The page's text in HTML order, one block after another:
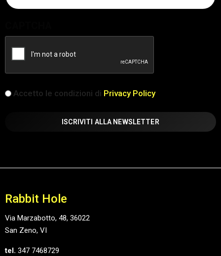
iscrizione
Accetto le condizioni di Privacy Policy
Rabbit Hole
Via Marzabotto, 48, 36022
San Zeno, VI
tel. 347 7468729